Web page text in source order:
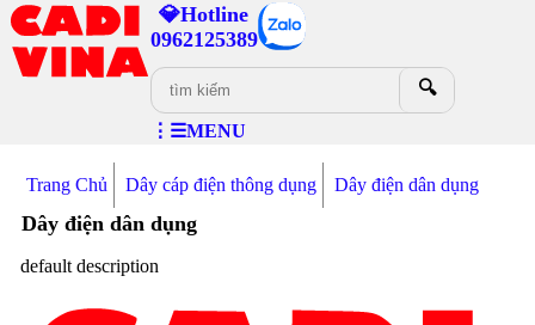
💎Hotline
0962125389
🔍
⋮☰MENU
Trang Chủ Dây cáp điện thông dụng Dây điện dân dụng
Dây điện dân dụng
default description